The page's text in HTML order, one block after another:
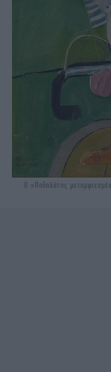
Ο «Ποδηλάτης